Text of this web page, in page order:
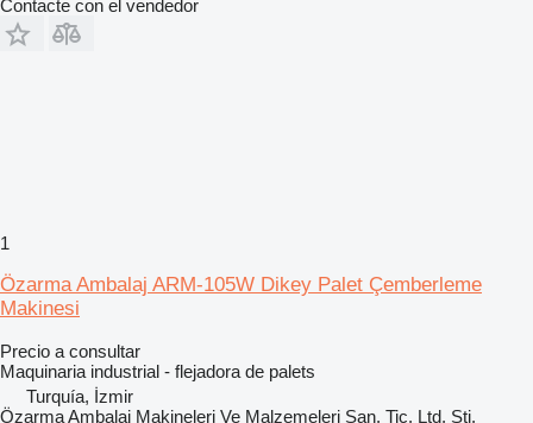
Contacte con el vendedor
1
Özarma Ambalaj ARM-105W Dikey Palet Çemberleme
Makinesi
Precio a consultar
Maquinaria industrial - flejadora de palets
Turquía, İzmir
Özarma Ambalaj Makineleri Ve Malzemeleri San. Tic. Ltd. Şti.